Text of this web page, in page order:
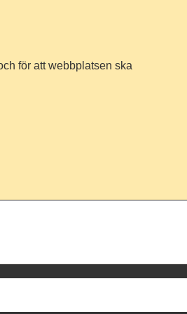
för att webbplatsen ska